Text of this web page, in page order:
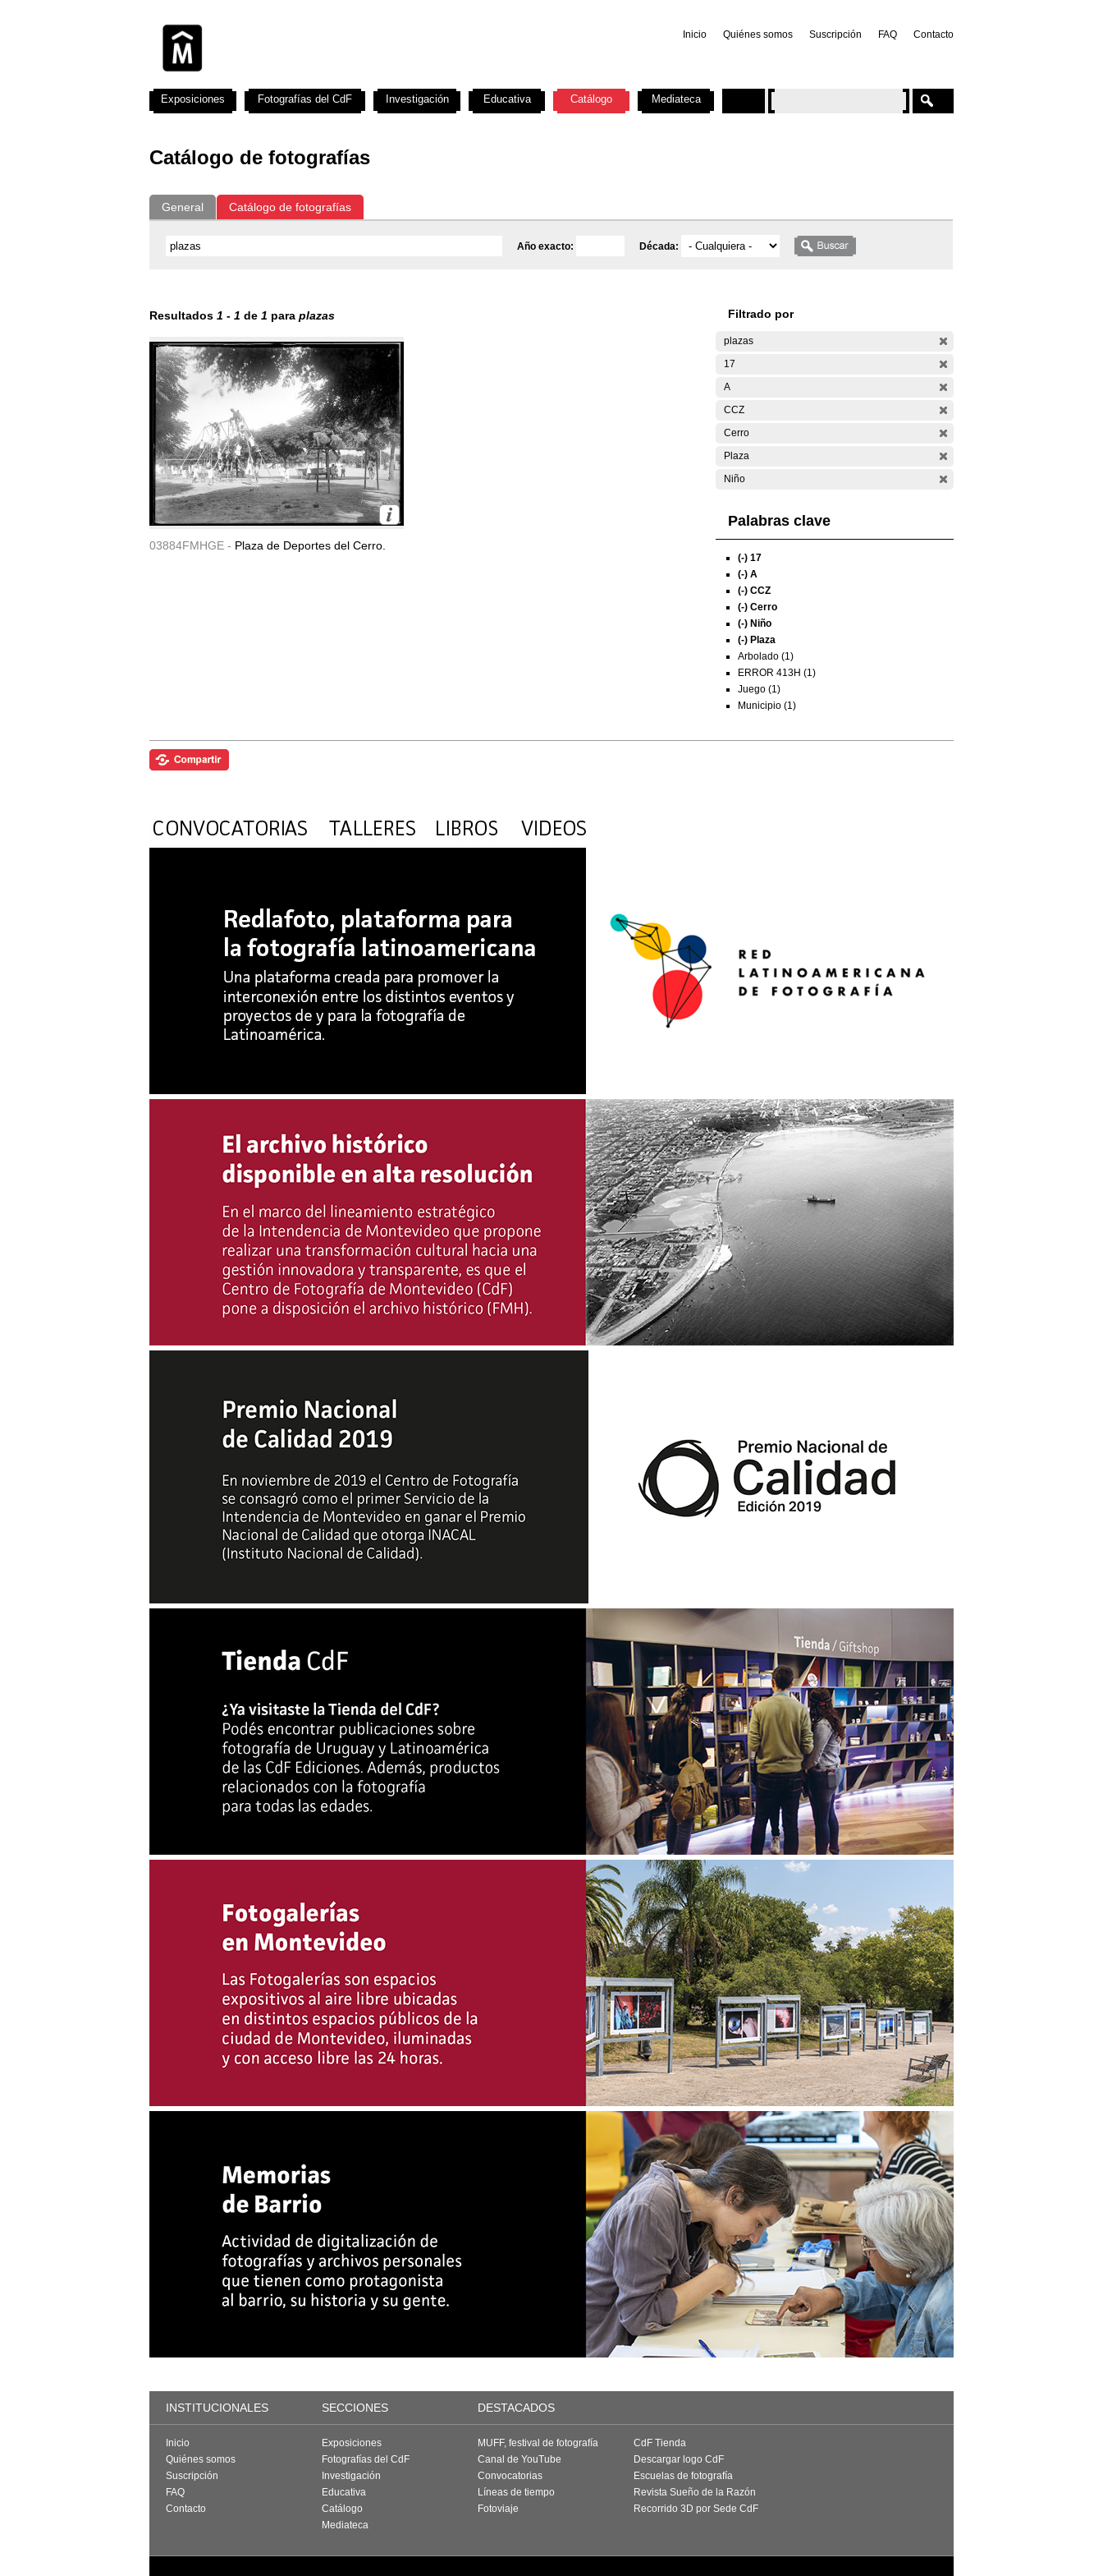
Inicio Quiénes somos Suscripción FAQ Contacto
Catálogo de fotografías
General Catálogo de fotografías
Año exacto: Década:
Resultados 1 - 1 de 1 para plazas
03884FMHGE - Plaza de Deportes del Cerro.
Filtrado por
plazas
17
A
CCZ
Cerro
Plaza
Niño
Palabras clave
(-) 17
(-) A
(-) CCZ
(-) Cerro
(-) Niño
(-) Plaza
Arbolado (1)
ERROR 413H (1)
Juego (1)
Municipio (1)
Exposiciones Fotografías del CdF Investigación Educativa Catálogo Mediateca
INSTITUCIONALES SECCIONES DESTACADOS
Inicio
Quiénes somos
Suscripción
FAQ
Contacto
Exposiciones
Fotografías del CdF
Investigación
Educativa
Catálogo
Mediateca
MUFF, festival de fotografía
Canal de YouTube
Convocatorias
Líneas de tiempo
Fotoviaje
CdF Tienda
Descargar logo CdF
Escuelas de fotografía
Revista Sueño de la Razón
Recorrido 3D por Sede CdF